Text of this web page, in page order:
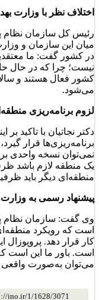
اختلاف نظر با وزارت
رئیس کل سازمان نظام
میان این سازمان و
در کشور گفت: ما
کشور فعال هستند و
می‌شود.
لزوم برنامه‌ریزی
دکتر نجاتیان با تاکید
برنامه‌ریزی‌ها قرار
نمی‌توان نسخه واحدی
یک منطقه لازم باشد
منطقه‌ای دیگر باید
پیشنهاد رسمی به
وی گفت: سازمان نظام
است که رویکرد
کار قرار دهد. پروپوزال
است. باور ما این است
می‌توان به‌صورت واقعی
ino.ir/1/1628/3071